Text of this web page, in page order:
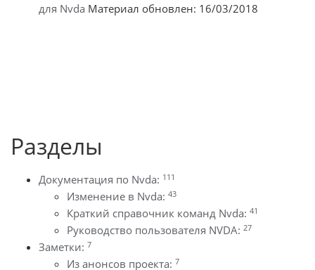
для Nvda Материал обновлен: 16/03/2018
Разделы
Документация по Nvda: 111
Изменение в Nvda: 43
Краткий справочник команд Nvda: 41
Руководство пользователя NVDA: 27
Заметки: 7
Из анонсов проекта: 7